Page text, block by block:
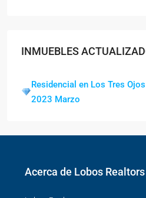
INMUEBLES
Residencial en Los Tres Ojos
2023 Marzo
Acerca de Lobos Realtors